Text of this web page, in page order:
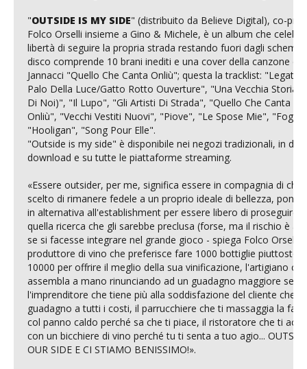
NOW VIEWING
Folco Orselli presenterà il suo nuovo disco “Outside
is my side”
letizia
"OUTSIDE IS MY SIDE" (distribuito da Believe Digital), co-
Folco Orselli insieme a Gino & Michele, è un album che
libertà di seguire la propria strada restando fuori dagli schemi.
disco comprende 10 brani inediti e una cover della canzone di
Jannacci "Quello Che Canta Onliù"; questa la tracklist: "Legato
Palo Della Luce/Gatto Rotto Ouverture", "Una Vecchia Storia
Di Noi)", "Il Lupo", "Gli Artisti Di Strada", "Quello Che Canta
Onliù", "Vecchi Vestiti Nuovi", "Piove", "Le Spose Mie",
"Hooligan", "Song Pour Elle".
"Outside is my side" è disponibile nei negozi tradizionali, in
download e su tutte le piattaforme streaming.
«Essere outsider, per me, significa essere in compagnia di chi
scelto di rimanere fedele a un proprio ideale di bellezza,
in alternativa all'establishment per essere libero di proseguire
quella ricerca che gli sarebbe preclusa (forse, ma il rischio è
se si facesse integrare nel grande gioco - spiega Folco Orselli
produttore di vino che preferisce fare 1000 bottiglie piuttosto
10000 per offrire il meglio della sua vinificazione, l'artigiano
assembla a mano rinunciando ad un guadagno maggiore se
l'imprenditore che tiene più alla soddisfazione del cliente che
guadagno a tutti i costi, il parrucchiere che ti massaggia la
col panno caldo perché sa che ti piace, il ristoratore che ti
con un bicchiere di vino perché tu ti senta a tuo agio...
OUR SIDE E CI STIAMO BENISSIMO!».